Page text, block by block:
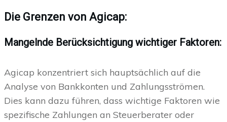
Die Grenzen von Agicap:
Mangelnde Berücksichtigung wichtiger Faktoren:
Agicap konzentriert sich hauptsächlich auf die
Analyse von Bankkonten und Zahlungsströmen.
Dies kann dazu führen, dass wichtige Faktoren wie
spezifische Zahlungen an Steuerberater oder